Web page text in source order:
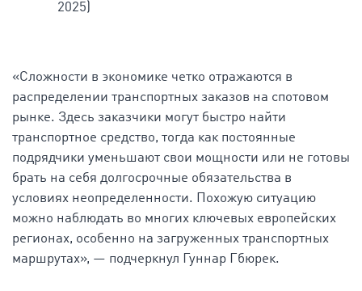
2025)
«Сложности в экономике четко отражаются в
распределении транспортных заказов на спотовом
рынке. Здесь заказчики могут быстро найти
транспортное средство, тогда как постоянные
подрядчики уменьшают свои мощности или не готовы
брать на себя долгосрочные обязательства в
условиях неопределенности. Похожую ситуацию
можно наблюдать во многих ключевых европейских
регионах, особенно на загруженных транспортных
маршрутах», — подчеркнул Гуннар Гбюрек.